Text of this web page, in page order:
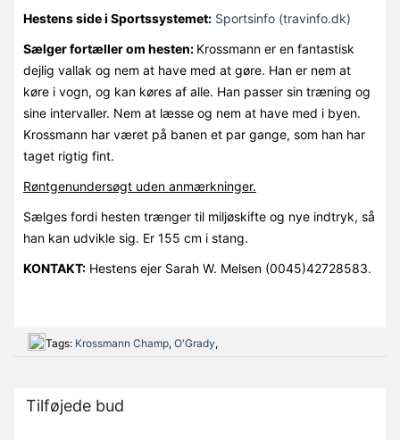
Hestens side i Sportssystemet: Sportsinfo (travinfo.dk)
Sælger fortæller om hesten: Krossmann er en fantastisk
dejlig vallak og nem at have med at gøre. Han er nem at
køre i vogn, og kan køres af alle. Han passer sin træning og
sine intervaller. Nem at læsse og nem at have med i byen.
Krossmann har været på banen et par gange, som han har
taget rigtig fint.
Røntgenundersøgt uden anmærkninger.
Sælges fordi hesten trænger til miljøskifte og nye indtryk, så
han kan udvikle sig. Er 155 cm i stang.
KONTAKT:Hestens ejer Sarah W. Melsen (0045)42728583.
Tags: Krossmann Champ, O'Grady,
Tilføjede bud